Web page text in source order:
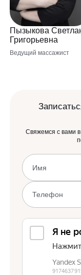
Пызыкова
Григорьевна
Ведущий массажист
Свяжемся с вами в